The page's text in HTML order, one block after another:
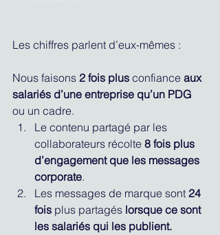
Les chiffres parlent d’eux-mêmes :
Nous faisons 2 fois plus confiance aux
salariés d’une entreprise qu’un PDG
ou un cadre.
Le contenu partagé par les
collaborateurs récolte 8 fois plus
d’engagement que les messages
corporate.
Les messages de marque sont 24
fois plus partagés lorsque ce sont
les salariés qui les publient.